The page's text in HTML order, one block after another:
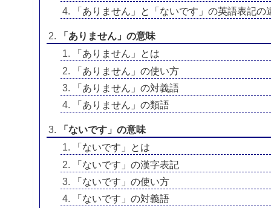
「ありません」と「ないです」の英語表記の
「ありません」の意味
「ありません」とは
「ありません」の使い方
「ありません」の対義語
「ありません」の類語
「ないです」の意味
「ないです」とは
「ないです」の漢字表記
「ないです」の使い方
「ないです」の対義語